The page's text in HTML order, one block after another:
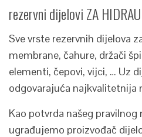
rezervni dijelovi ZA
Sve vrste rezervnih dijelova
membrane, čahure, držači
elementi, čepovi, vijci, … Uz
odgovarajuća najkvalitetnija
Kao potvrda našeg pravilnog
ugrađujemo proizvođač